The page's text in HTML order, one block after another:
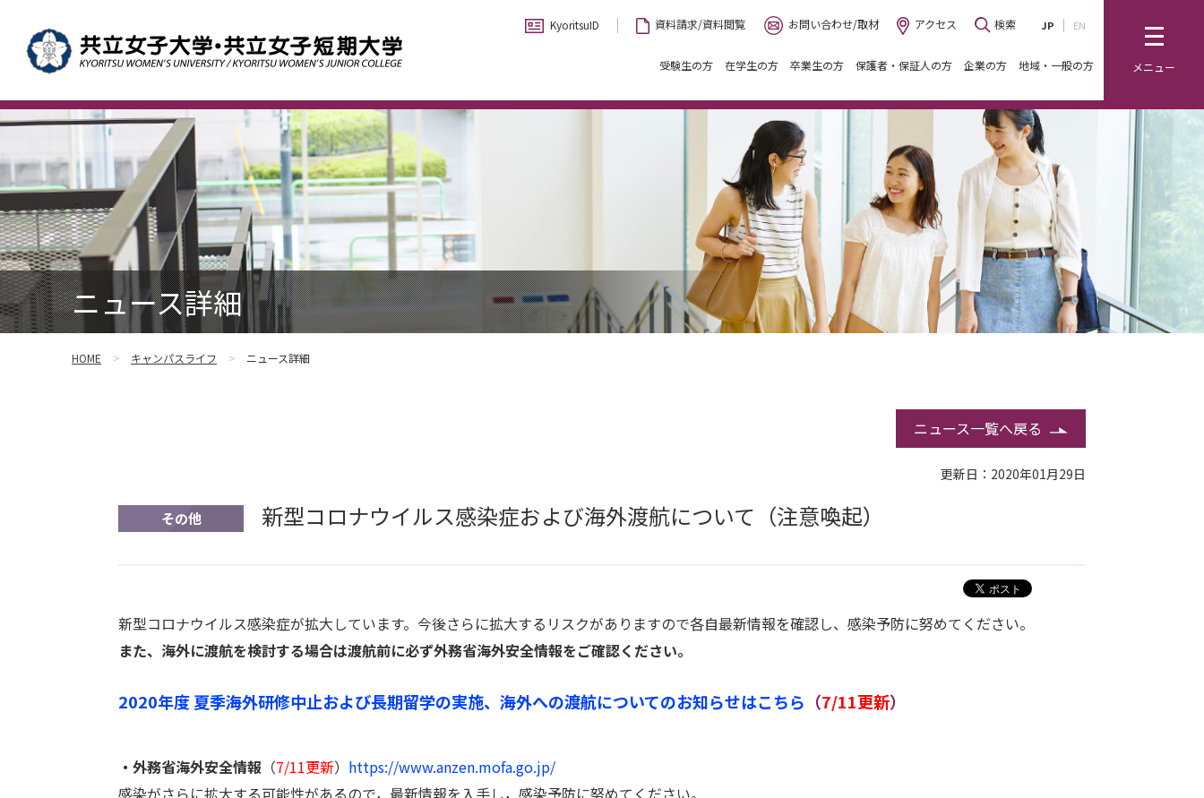
メニュー
検索 JP EN
KyoritsuID 資料請求/資料閲覧 お問い合わせ/取材 アクセス
受験生の方 在学生の方 卒業生の方 保護者・保証人の方 企業の方 地域・一般の方
ニュース詳細
HOME キャンパスライフ ニュース詳細
ニュース一覧へ戻る
更新日：2020年01月29日
その他 新型コロナウイルス感染症および海外渡航について（注意喚起）
新型コロナウイルス感染症が拡大しています。今後さらに拡大するリスクがありますので各自最新情報を確認し、感染予防に努めてください。
また、海外に渡航を検討する場合は渡航前に必ず外務省海外安全情報をご確認ください。
2020年度 夏季海外研修中止および長期留学の実施、海外への渡航についてのお知らせはこちら （7/11更新）
・外務省海外安全情報 （7/11更新） https://www.anzen.mofa.go.jp/
感染がさらに拡大する可能性があるので，最新情報を入手し，感染予防に努めてください。